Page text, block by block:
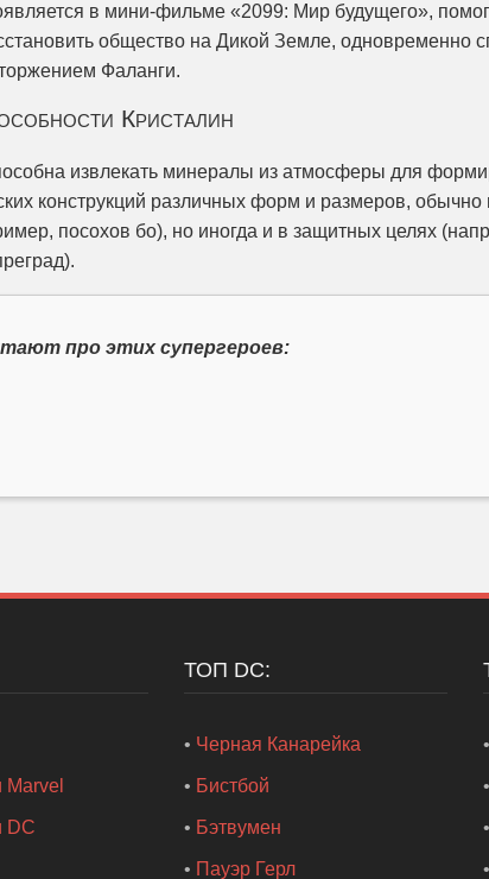
в мини-фильме «2099: Мир будущего»,
общество на Дикой Земле, одновременно
Фаланги.
Кристалин
извлекать минералы из атмосферы для
конструкций различных форм и размеров, обычно
посохов бо), но иногда и в защитных целях
про этих супергероев:
DC
ТОП DC:
• Черная Канарейка
• Бистбой
• Бэтвумен
• Пауэр Герл
•
•
•
•